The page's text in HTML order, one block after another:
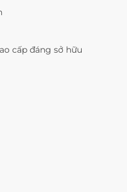
cấp đáng sở hữu